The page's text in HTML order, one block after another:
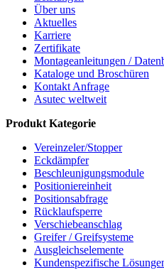
Über uns
Aktuelles
Karriere
Zertifikate
Montageanleitungen /
Kataloge und Broschüren
Kontakt Anfrage
Asutec weltweit
Produkt Kategorie
Vereinzeler/Stopper
Eckdämpfer
Beschleunigungsmodule
Positioniereinheit
Positionsabfrage
Rücklaufsperre
Verschiebeanschlag
Greifer / Greifsysteme
Ausgleichselemente
Kundenspezifische